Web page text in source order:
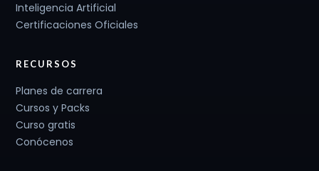
Inteligencia Artificial
Certificaciones Oficiales
RECURSOS
Planes de carrera
Cursos y Packs
Curso gratis
Conócenos